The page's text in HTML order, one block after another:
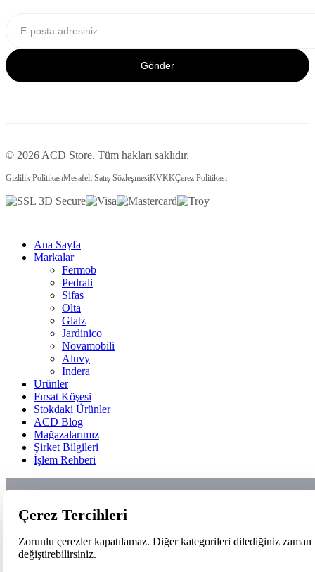
Gönder
© 2026 ACD Store. Tüm hakları saklıdır.
Gizlilik PolitikasıMesafeli Satış SözleşmesiKVKKÇerez Politikası
Ana Sayfa
Markalar
Fermob
Pedrali
Sifas
Olta
Glatz
Jardinico
Novamobili
Aluvy
Indera
Ürünler
Fırsat Köşesi
Stokdaki Ürünler
ACD Blog
Mağazalarımız
Şirket Bilgileri
İşlem Rehberi
Çerez Tercihleri
Zorunlu çerezler kapatılamaz. Diğer kategorileri dilediğiniz zaman
değiştirebilirsiniz.